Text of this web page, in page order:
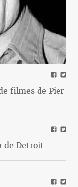
filmes de Pier
de Detroit